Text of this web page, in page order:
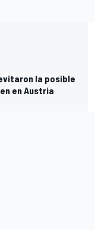
la posible
en Austria